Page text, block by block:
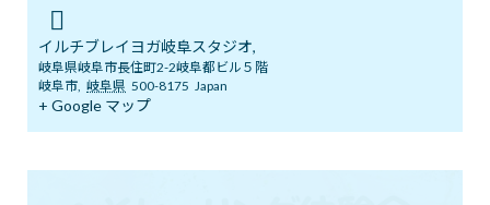
大事なのは、
挑戦すること、
やってみること、
少しずつでも誠実にやること。
イルチブレイヨガ岐阜スタジオ,
岐阜県岐阜市長住町2-2岐阜都ビル５階
岐阜市, 岐阜県 500-8175 Japan
+ Google マップ